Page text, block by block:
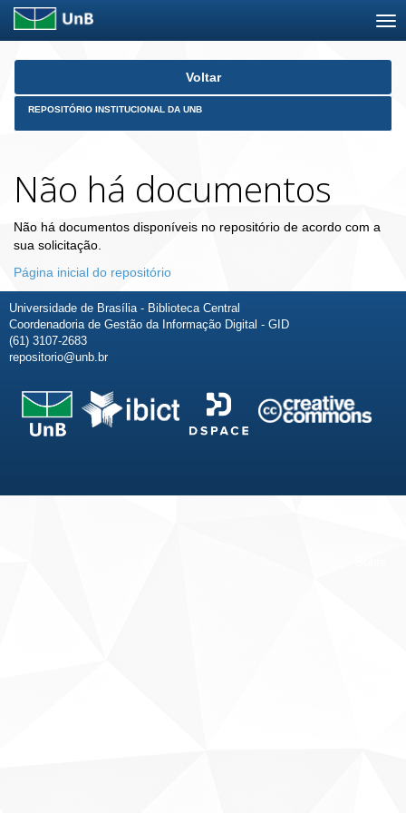
Skip
Voltar
REPOSITÓRIO INSTITUCIONAL DA UNB
Não há documentos
Não há documentos disponíveis no repositório de acordo com a
sua solicitação.
Página inicial do repositório
Universidade de Brasília - Biblioteca Central
Coordenadoria de Gestão da Informação Digital - GID
(61) 3107-2683
repositorio@unb.br